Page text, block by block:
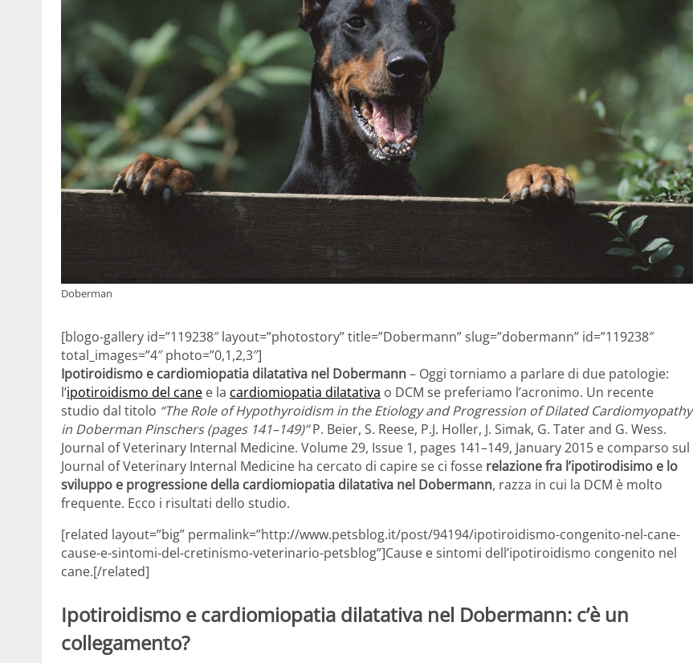
Doberman
[blogo-gallery id=”119238″ layout=”photostory” title=”Dobermann” slug=”dobermann” id=”119238″
total_images=”4″ photo=”0,1,2,3″]
Ipotiroidismo e cardiomiopatia dilatativa nel Dobermann– Oggi torniamo a parlare di due patologie:
l’ipotiroidismo del cane e la cardiomiopatia dilatativa o DCM se preferiamo l’acronimo. Un recente
studio dal titolo “The Role of Hypothyroidism in the Etiology and Progression of Dilated Cardiomyopathy
in Doberman Pinschers (pages 141–149)”P. Beier, S. Reese, P.J. Holler, J. Simak, G. Tater and G. Wess.
Journal of Veterinary Internal Medicine. Volume 29, Issue 1, pages 141–149, January 2015 e comparso sul
Journal of Veterinary Internal Medicine ha cercato di capire se ci fosse relazione fra l’ipotirodisimo e lo
sviluppo e progressione della cardiomiopatia dilatativa nel Dobermann, razza in cui la DCM è molto
frequente. Ecco i risultati dello studio.
[related layout=”big” permalink=”http://www.petsblog.it/post/94194/ipotiroidismo-congenito-nel-cane-
cause-e-sintomi-del-cretinismo-veterinario-petsblog”]Cause e sintomi dell’ipotiroidismo congenito nel
cane.[/related]
Ipotiroidismo e cardiomiopatia dilatativa nel Dobermann: c’è un
collegamento?